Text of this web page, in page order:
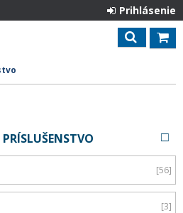
Prihlásenie
56
3